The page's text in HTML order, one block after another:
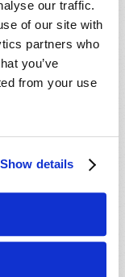
our traffic.
of our site with
partners who
you’ve
from your use
Show details